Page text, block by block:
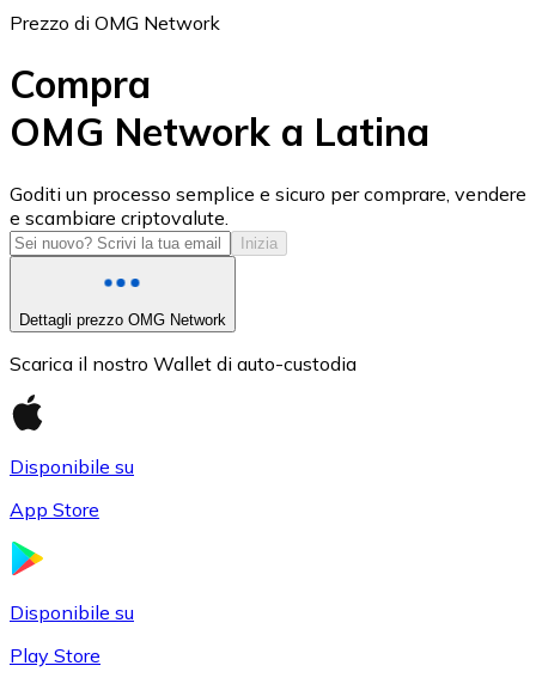
USD Coin
USDC
Prezzo di OMG Network
Compra
OMG Network a Latina
Goditi un processo semplice e sicuro per comprare, vendere
e scambiare criptovalute.
Inizia
Dettagli prezzo OMG Network
Scarica il nostro Wallet di auto-custodia
Disponibile su
App Store
Disponibile su
Play Store